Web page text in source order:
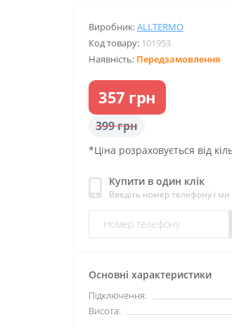
Виробник:ALLTERMO
Код товару: 101953
Наявність: Передзамовлення
357 грн
399 грн
*Ціна розраховується від
Купити в один клік
Введіть номер телефону і
Основні характеристики
Підключення:
Висота: